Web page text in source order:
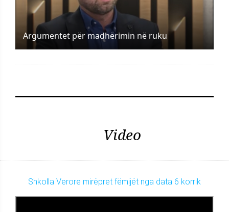
Argumentet për madhërimin në ruku
Video
Shkolla Verore mirëpret fëmijët nga data 6 korrik